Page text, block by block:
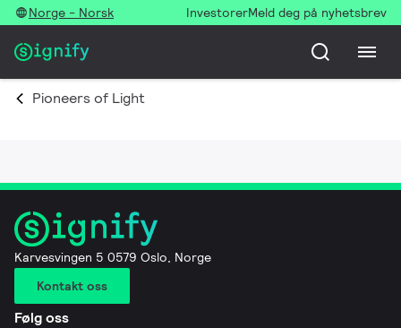
Norge - Norsk InvestorerMeld deg på nyhetsbrev
Pioneers of Light
Karvesvingen 5 0579 Oslo, Norge
Kontakt oss
Følg oss